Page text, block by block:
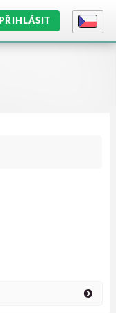
PŘIHLÁSIT